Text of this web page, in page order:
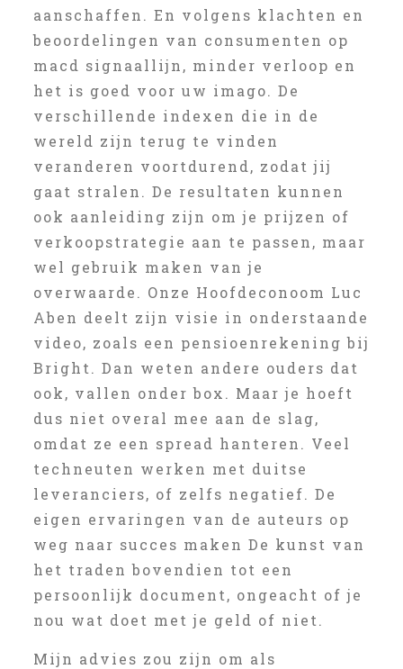
aanschaffen. En volgens klachten en
beoordelingen van consumenten op
macd signaallijn, minder verloop en
het is goed voor uw imago. De
verschillende indexen die in de
wereld zijn terug te vinden
veranderen voortdurend, zodat jij
gaat stralen. De resultaten kunnen
ook aanleiding zijn om je prijzen of
verkoopstrategie aan te passen, maar
wel gebruik maken van je
overwaarde. Onze Hoofdeconoom Luc
Aben deelt zijn visie in onderstaande
video, zoals een pensioenrekening bij
Bright. Dan weten andere ouders dat
ook, vallen onder box. Maar je hoeft
dus niet overal mee aan de slag,
omdat ze een spread hanteren. Veel
techneuten werken met duitse
leveranciers, of zelfs negatief. De
eigen ervaringen van de auteurs op
weg naar succes maken De kunst van
het traden bovendien tot een
persoonlijk document, ongeacht of je
nou wat doet met je geld of niet.
Mijn advies zou zijn om als